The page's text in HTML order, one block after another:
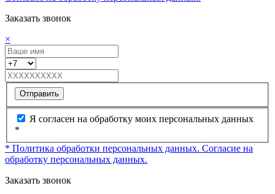
Заказать звонок
×
Отправить
Я согласен на обработку моих персональных данных
*
* Политика обработки персональных данных. Согласие на
обработку персональных данных.
Заказать звонок